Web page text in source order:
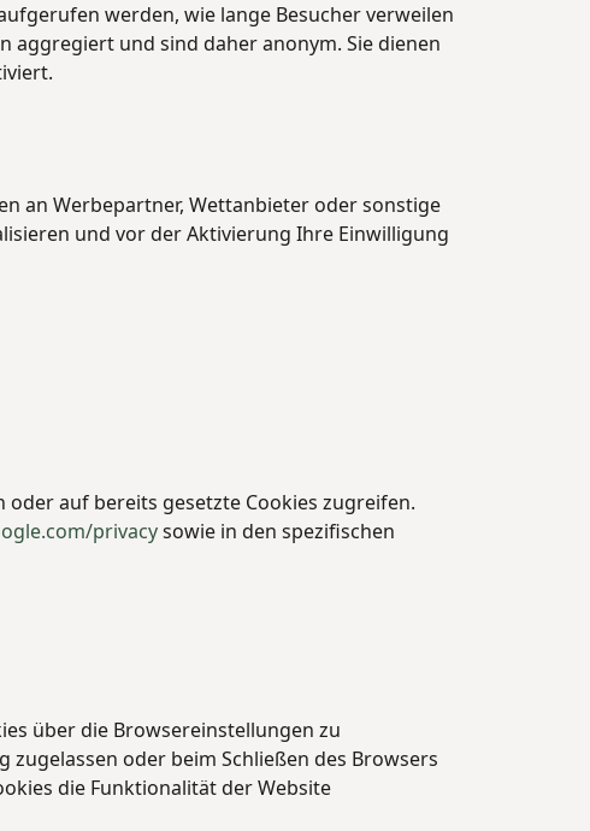
werden, wie lange Besucher verweilen
aggregiert und sind daher anonym. Sie dienen
an Werbepartner, Wettanbieter oder sonstige
und vor der Aktivierung Ihre Einwilligung
oder auf bereits gesetzte Cookies zugreifen.
privacysowie in den spezifischen
über die Browsereinstellungen zu
oder beim Schließen des Browsers
die Funktionalität der Website